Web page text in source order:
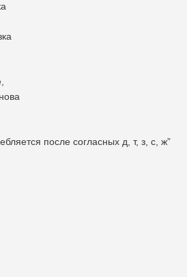
после согласных д, т, з, с, ж”